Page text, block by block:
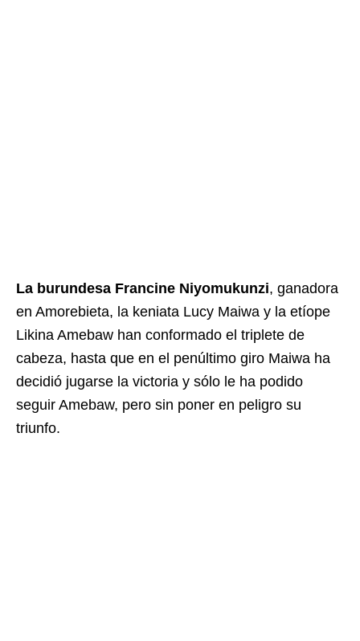
La burundesa Francine Niyomukunzi, ganadora
en Amorebieta, la keniata Lucy Maiwa y la etíope
Likina Amebaw han conformado el triplete de
cabeza, hasta que en el penúltimo giro Maiwa ha
decidió jugarse la victoria y sólo le ha podido
seguir Amebaw, pero sin poner en peligro su
triunfo.